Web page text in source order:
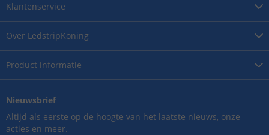
Over LedstripKoning
Product informatie
Klantenservice
Nieuwsbrief
Altijd als eerste op de hoogte van het laatste nieuws, onze
acties en meer.